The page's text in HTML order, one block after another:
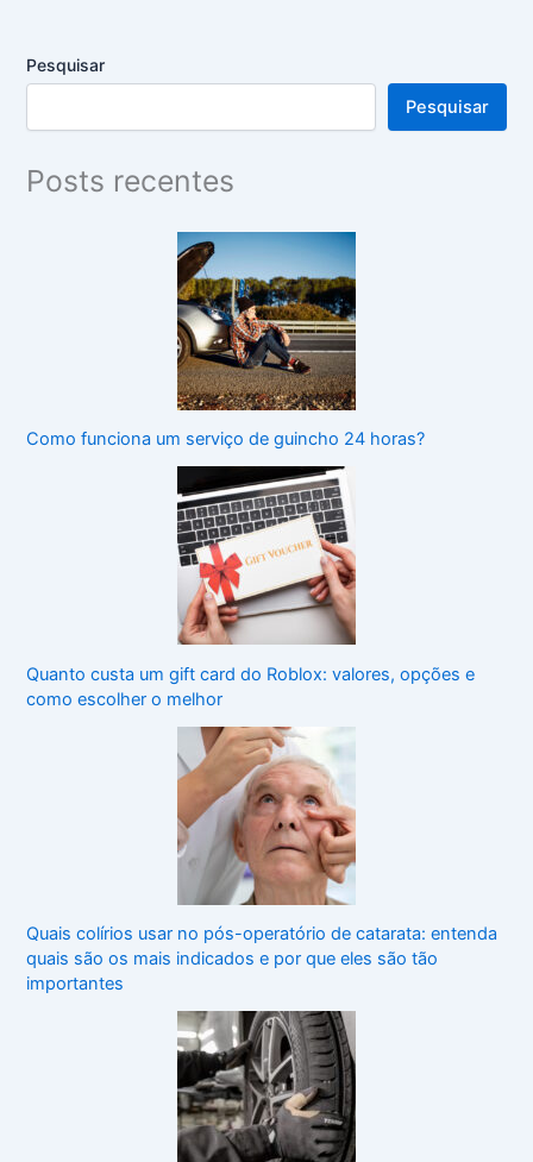
Pesquisar
Pesquisar
Posts recentes
Como funciona um serviço de guincho 24 horas?
Quanto custa um gift card do Roblox: valores, opções e
como escolher o melhor
Quais colírios usar no pós-operatório de catarata: entenda
quais são os mais indicados e por que eles são tão
importantes